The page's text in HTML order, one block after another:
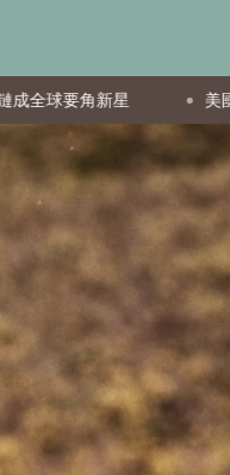
美國生產力成長驅動企